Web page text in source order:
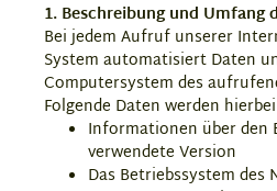
1. Beschreibung und Umfang
Bei jedem Aufruf unserer
System automatisiert Daten
Computersystem des
Folgende Daten werden
Informationen über den
verwendete Version
Das Betriebssystem des